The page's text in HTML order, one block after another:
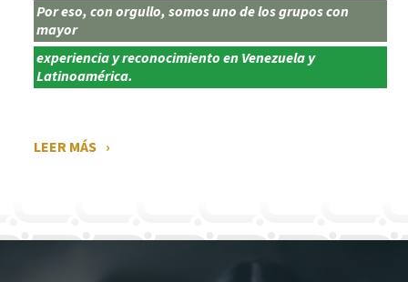
Por eso, con orgullo, somos uno de los grupos con
mayor
experiencia y reconocimiento en Venezuela y
Latinoamérica.
LEER MÁS